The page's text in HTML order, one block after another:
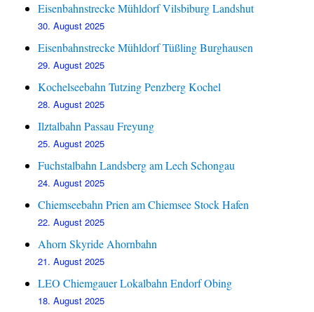
Eisenbahnstrecke Mühldorf Vilsbiburg Landshut
30. August 2025
Eisenbahnstrecke Mühldorf Tüßling Burghausen
29. August 2025
Kochelseebahn Tutzing Penzberg Kochel
28. August 2025
Ilztalbahn Passau Freyung
25. August 2025
Fuchstalbahn Landsberg am Lech Schongau
24. August 2025
Chiemseebahn Prien am Chiemsee Stock Hafen
22. August 2025
Ahorn Skyride Ahornbahn
21. August 2025
LEO Chiemgauer Lokalbahn Endorf Obing
18. August 2025